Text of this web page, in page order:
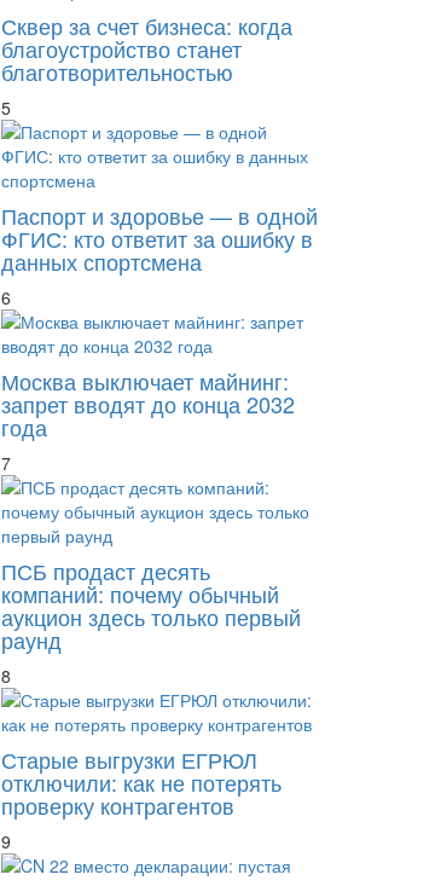
Не в этот раз. Профсоюзу адвокатов не
Сквер за счет бизнеса: когда
благоустройство станет
благотворительностью
5
Паспорт и здоровье — в одной
ФГИС: кто ответит за ошибку в
данных спортсмена
6
Москва выключает майнинг:
запрет вводят до конца 2032
года
7
ПСБ продаст десять
компаний: почему обычный
аукцион здесь только первый
раунд
8
Старые выгрузки ЕГРЮЛ
отключили: как не потерять
проверку контрагентов
9